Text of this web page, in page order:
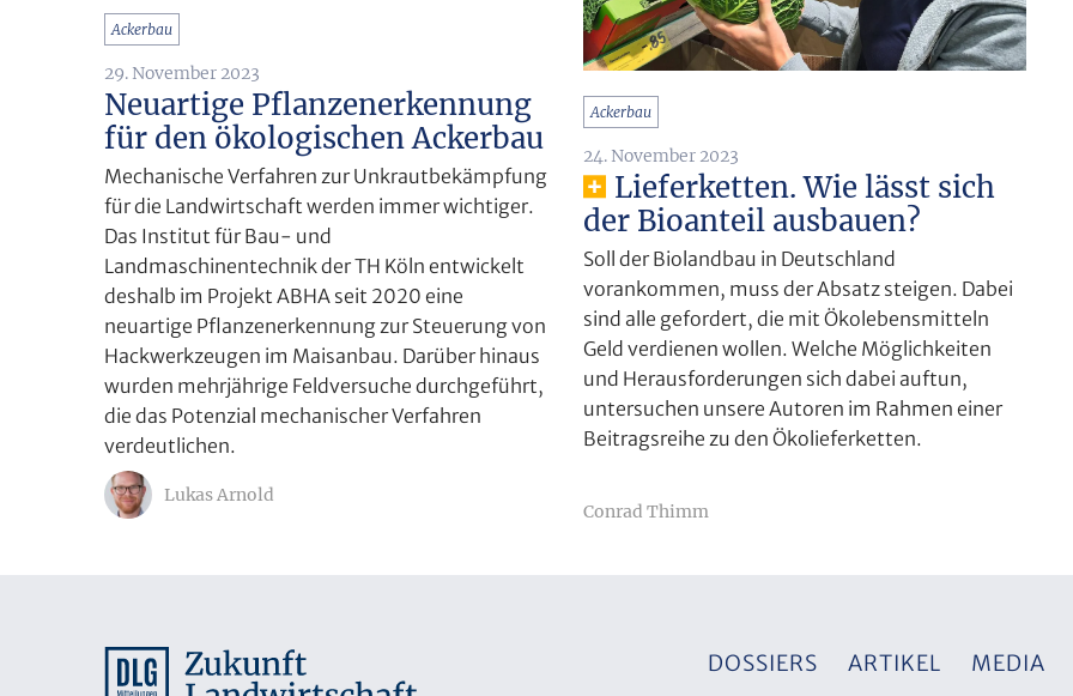
Ackerbau
29. November 2023
Neuartige Pflanzenerkennung
für den ökologischen Ackerbau
Mechanische Verfahren zur Unkrautbekämpfung
für die Landwirtschaft werden immer wichtiger.
Das Institut für Bau- und
Landmaschinentechnik der TH Köln entwickelt
deshalb im Projekt ABHA seit 2020 eine
neuartige Pflanzenerkennung zur Steuerung von
Hackwerkzeugen im Maisanbau. Darüber hinaus
wurden mehrjährige Feldversuche durchgeführt,
die das Potenzial mechanischer Verfahren
verdeutlichen.
Lukas Arnold
Ackerbau
24. November 2023
Lieferketten. Wie lässt sich
der Bioanteil ausbauen?
Soll der Biolandbau in Deutschland
vorankommen, muss der Absatz steigen. Dabei
sind alle gefordert, die mit Ökolebensmitteln
Geld verdienen wollen. Welche Möglichkeiten
und Herausforderungen sich dabei auftun,
untersuchen unsere Autoren im Rahmen einer
Beitragsreihe zu den Ökolieferketten.
Conrad Thimm
DOSSIERS ARTIKEL MEDIA